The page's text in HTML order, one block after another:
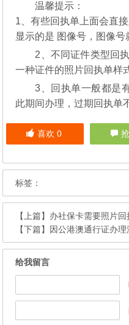
温馨提示：
1、有些回执单上面会直
显示的是 图像号，图像号
2、不同证件类型回
一种证件的照片回执单样
3、回执单一般都是
此期间办理，过期回执单
喜欢 0
标签：
【上篇】 办社保卡需要照片回
【下篇】 因公港澳通行证办理
给我留言